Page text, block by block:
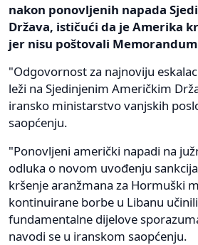
nakon ponovljenih napada
Država, ističući da je Amerika
jer nisu poštovali
"Odgovornost za najnoviju
leži na Sjedinjenim Američkim
iransko ministarstvo vanjskih
saopćenju.
"Ponovljeni američki napadi na
odluka o novom uvođenju
kršenje aranžmana za Hormuški
kontinuirane borbe u Libanu
fundamentalne dijelove
navodi se u iranskom saopćenju.